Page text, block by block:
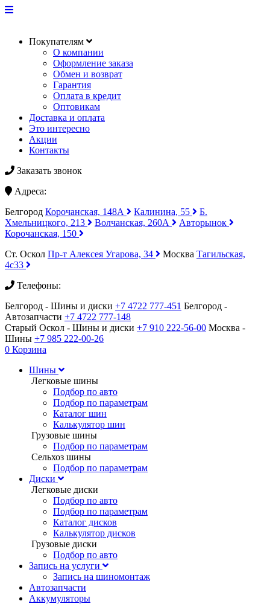
Покупателям
О компании
Оформление заказа
Обмен и возврат
Гарантия
Оплата в кредит
Оптовикам
Доставка и оплата
Это интересно
Акции
Контакты
Заказать звонок
Адреса:
Белгород Корочанская, 148А Калинина, 55
Б.
Хмельницкого, 213
Волчанская, 260А
Авторынок
Корочанская, 150
Ст. Оскол Пр-т Алексея Угарова, 34 Москва Тагильская,
4с33
Телефоны:
Белгород - Шины и диски +7 4722 777-451 Белгород -
Автозапчасти +7 4722 777-148
Старый Оскол - Шины и диски +7 910 222-56-00 Москва -
Шины +7 985 222-00-26
0 Корзина
Шины
Легковые шины
Подбор по авто
Подбор по параметрам
Каталог шин
Калькулятор шин
Грузовые шины
Подбор по параметрам
Сельхоз шины
Подбор по параметрам
Диски
Легковые диски
Подбор по авто
Подбор по параметрам
Каталог дисков
Калькулятор дисков
Грузовые диски
Подбор по авто
Запись на услуги
Запись на шиномонтаж
Автозапчасти
Аккумуляторы